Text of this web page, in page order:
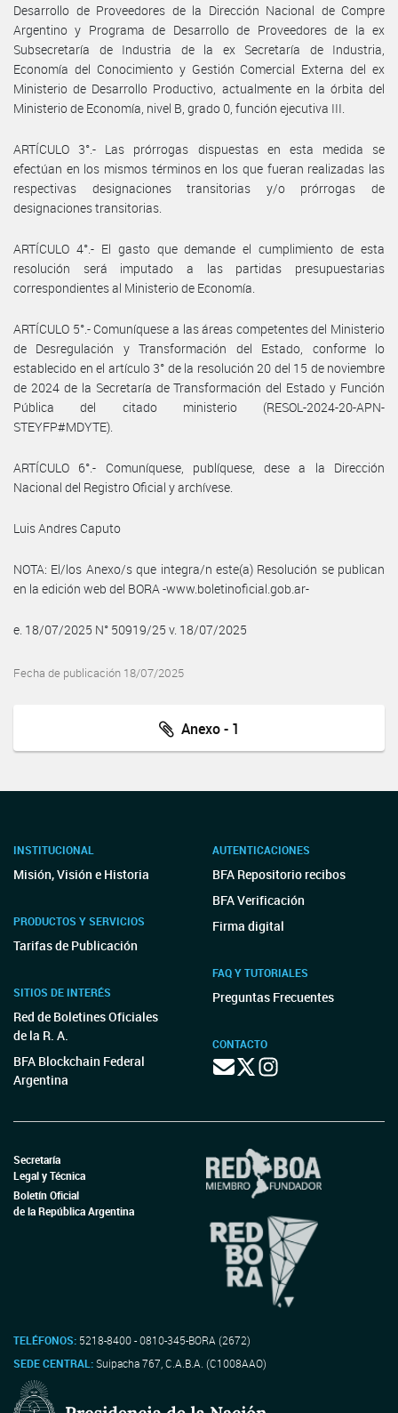
Desarrollo de Proveedores de la Dirección Nacional de Compre
Argentino y Programa de Desarrollo de Proveedores de la ex
Subsecretaría de Industria de la ex Secretaría de Industria,
Economía del Conocimiento y Gestión Comercial Externa del ex
Ministerio de Desarrollo Productivo, actualmente en la órbita del
Ministerio de Economía, nivel B, grado 0, función ejecutiva III.
ARTÍCULO 3°.- Las prórrogas dispuestas en esta medida se
efectúan en los mismos términos en los que fueran realizadas las
respectivas designaciones transitorias y/o prórrogas de
designaciones transitorias.
ARTÍCULO 4°.- El gasto que demande el cumplimiento de esta
resolución será imputado a las partidas presupuestarias
correspondientes al Ministerio de Economía.
ARTÍCULO 5°.- Comuníquese a las áreas competentes del Ministerio
de Desregulación y Transformación del Estado, conforme lo
establecido en el artículo 3° de la resolución 20 del 15 de noviembre
de 2024 de la Secretaría de Transformación del Estado y Función
Pública del citado ministerio (RESOL-2024-20-APN-
STEYFP#MDYTE).
ARTÍCULO 6°.- Comuníquese, publíquese, dese a la Dirección
Nacional del Registro Oficial y archívese.
Luis Andres Caputo
NOTA: El/los Anexo/s que integra/n este(a) Resolución se publican
en la edición web del BORA -www.boletinoficial.gob.ar-
e. 18/07/2025 N° 50919/25 v. 18/07/2025
Fecha de publicación 18/07/2025
Anexo - 1
INSTITUCIONAL
Misión, Visión e Historia
PRODUCTOS Y SERVICIOS
Tarifas de Publicación
SITIOS DE INTERÉS
Red de Boletines Oficiales
de la R. A.
BFA Blockchain Federal
Argentina
AUTENTICACIONES
BFA Repositorio recibos
BFA Verificación
Firma digital
FAQ Y TUTORIALES
Preguntas Frecuentes
CONTACTO
Secretaría
Legal y Técnica
Boletín Oficial
de la República Argentina
TELÉFONOS: 5218-8400 - 0810-345-BORA (2672)
SEDE CENTRAL:Suipacha 767, C.A.B.A. (C1008AAO)